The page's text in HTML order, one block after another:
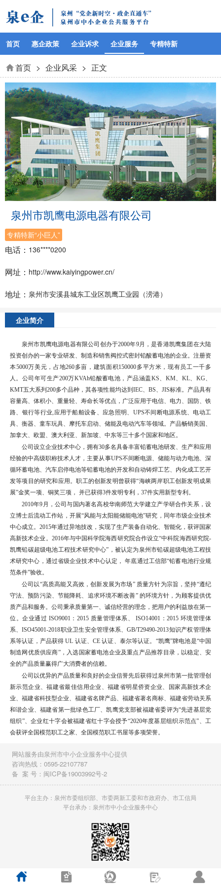
首页 惠企政策 企业诉求 企业服务 专精特新
首页 > 企业风采 > 正文
泉州市凯鹰电源电器有限公司
专精特新“小巨人”
电话： 136****0200
网址： http://www.kaiyingpower.cn/
地址： 泉州市安溪县城东工业区凯鹰工业园（涝港）
企业简介
泉州市凯鹰电源电器有限公司创办于2000年9月，是香港凯鹰集团在大陆
投资创办的一家专业研发、制造和销售阀控式密封铅酸蓄电池的企业。注册资
本5000万美元，占地260多亩，建筑面积150000多平方米，现有员工一千多
人。公司年可生产200万KVAh铅酸蓄电池，产品涵盖KS、KM、KL、KG、
KMT五大系列200多个品种，其各项性能均达到IEC、BS、JIS标准。产品具有
容量高、体积小、重量轻、寿命长等优点，广泛应用于电信、电力、国防、铁
路、银行等行业,应用于船舶设备、应急照明、UPS不间断电源系统、电动工
具、衡器、童车玩具、摩托车启动、储能及电动汽车等领域。产品畅销美国、
加拿大、欧盟、澳大利亚、新加坡、中东等三十多个国家和地区。
公司设立企业技术中心，拥有30多名具备丰富铅蓄电池研发、生产和应用
经验的中高级职称技术人才，主要从事UPS不间断电源、储能与动力电池、深
循环蓄电池、汽车启停电池等铅蓄电池的开发和自动铸焊工艺、内化成工艺开
发等项目的研究和应用。职工的创新发明曾获得“海峡两岸职工创新发明成果
展”金奖一项、铜奖三项， 并已获得3件发明专利，37件实用新型专利。
2010年9月，公司与国内著名高校华南师范大学建立产学研合作关系，设
立博士后流动工作站，开展“风能与太阳能储能电池”研究，同年市级企业技术
中心成立。2015年通过异地技改，实现了生产装备自动化、智能化，获评国家
高新技术企业。2016年与中国科学院海西研究院合作设立“中科院海西研究院-
凯鹰铅碳超级电池工程技术研究中心”，被认定为泉州市铅碳超级电池工程技
术研究中心，通过省级企业技术中心认定， 年底通过工信部“铅蓄电池行业规
范条件”验收。
公司以“高质高能又高效，创新发展为市场” 质量方针为宗旨，坚持“遵纪
守法、预防污染、节能降耗、追求环境不断改善” 的环境方针，为顾客提供优
质产品和服务。公司秉承质量第一、诚信经营的理念，把用户的利益放在第一
位。企业通过 ISO9001：2015 质量管理体系、 ISO14001：2015 环境管理体
系、ISO45001-2018职业卫生安全管理体系、GB/T29490-2013知识产权管理体
系等认证，产品获得 UL 认证、CE 认证、泰尔等认证。“凯鹰”牌电池是“中国
制造网优质供应商”，入选国家蓄电池企业及重点产品推荐目录，以稳定、安
全的产品质量赢得广大消费者的信赖。
公司以优异的产品质量和良好的企业信誉先后获得过泉州市第一批管理创
新示范企业、福建省最佳信用企业、福建省明星侨资企业、国家高新技术企
业、福建省科技型企业、福建省名牌产品、福建省著名商标、福建省劳动关系
和谐企业、福建省第一批绿色工厂、凯鹰党支部被福建省委评为“先进基层党
组织”、企业红十字会被福建省红十字会授予“2020年度基层组织示范点”、工
会获评全国模范职工之家、全国模范职工书屋等多项荣誉。
网站服务由泉州市中小企业服务中心提供
咨询热线：0595-22107787
备 案 号：闽ICP备19003992号-2
平台主办：泉州市委组织部、市委两新工委和市政府办、市工信局
平台承办：泉州市中小企业服务中心